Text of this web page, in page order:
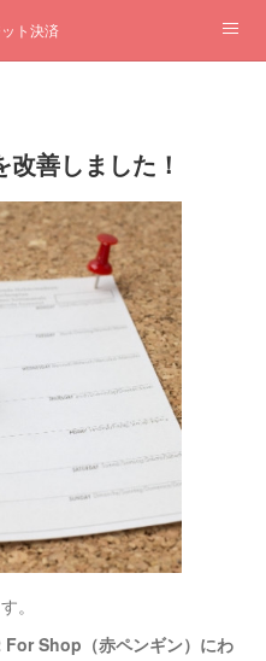
ト決済
お問合せ
改善しました！
。
For Shop（赤ペンギン）にわ